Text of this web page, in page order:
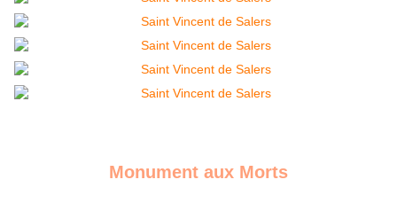
Monument aux Morts